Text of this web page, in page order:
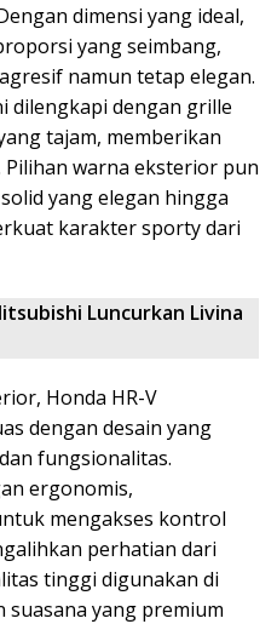
dimensi yang ideal,
yang seimbang,
namun tetap elegan.
dilengkapi dengan grille
tajam, memberikan
Pilihan warna eksterior pun
yang elegan hingga
karakter sporty dari
Luncurkan Livina
Honda HR-V
dengan desain yang
fungsionalitas.
ergonomis,
mengakses kontrol
perhatian dari
tinggi digunakan di
yang premium